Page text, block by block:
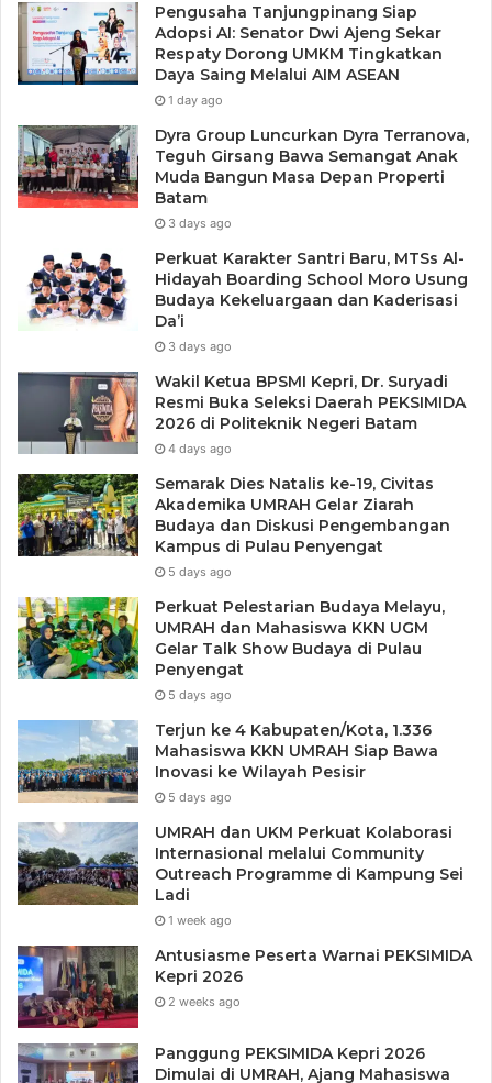
Pengusaha Tanjungpinang Siap
Adopsi AI: Senator Dwi Ajeng Sekar
Respaty Dorong UMKM Tingkatkan
Daya Saing Melalui AIM ASEAN
1 day ago
Dyra Group Luncurkan Dyra Terranova,
Teguh Girsang Bawa Semangat Anak
Muda Bangun Masa Depan Properti
Batam
3 days ago
Perkuat Karakter Santri Baru, MTSs Al-
Hidayah Boarding School Moro Usung
Budaya Kekeluargaan dan Kaderisasi
Da’i
3 days ago
Wakil Ketua BPSMI Kepri, Dr. Suryadi
Resmi Buka Seleksi Daerah PEKSIMIDA
2026 di Politeknik Negeri Batam
4 days ago
Semarak Dies Natalis ke-19, Civitas
Akademika UMRAH Gelar Ziarah
Budaya dan Diskusi Pengembangan
Kampus di Pulau Penyengat
5 days ago
Perkuat Pelestarian Budaya Melayu,
UMRAH dan Mahasiswa KKN UGM
Gelar Talk Show Budaya di Pulau
Penyengat
5 days ago
Terjun ke 4 Kabupaten/Kota, 1.336
Mahasiswa KKN UMRAH Siap Bawa
Inovasi ke Wilayah Pesisir
5 days ago
UMRAH dan UKM Perkuat Kolaborasi
Internasional melalui Community
Outreach Programme di Kampung Sei
Ladi
1 week ago
Antusiasme Peserta Warnai PEKSIMIDA
Kepri 2026
2 weeks ago
Panggung PEKSIMIDA Kepri 2026
Dimulai di UMRAH, Ajang Mahasiswa